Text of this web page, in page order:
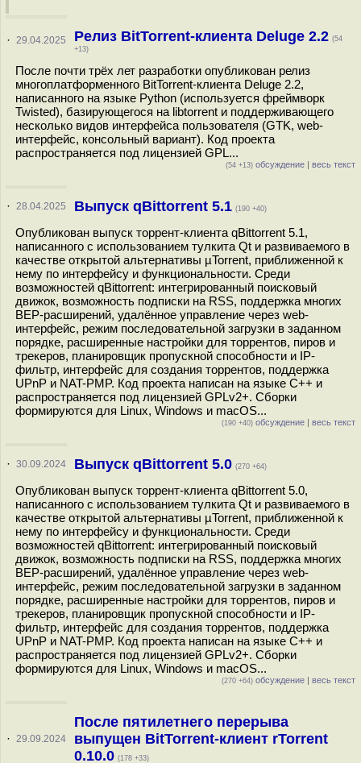
· 29.04.2025 Релиз BitTorrent-клиента Deluge 2.2 (54
+13)
После почти трёх лет разработки опубликован релиз
многоплатформенного BitTorrent-клиента Deluge 2.2,
написанного на языке Python (используется фреймворк
Twisted), базирующегося на libtorrent и поддерживающего
несколько видов интерфейса пользователя (GTK, web-
интерфейс, консольный вариант). Код проекта
распространяется под лицензией GPL...
(54 +13) обсуждение | весь текст
· 28.04.2025 Выпуск qBittorrent 5.1 (190 +40)
Опубликован выпуск торрент-клиента qBittorrent 5.1,
написанного с использованием тулкита Qt и развиваемого в
качестве открытой альтернативы µTorrent, приближенной к
нему по интерфейсу и функциональности. Среди
возможностей qBittorrent: интегрированный поисковый
движок, возможность подписки на RSS, поддержка многих
BEP-расширений, удалённое управление через web-
интерфейс, режим последовательной загрузки в заданном
порядке, расширенные настройки для торрентов, пиров и
трекеров, планировщик пропускной способности и IP-
фильтр, интерфейс для создания торрентов, поддержка
UPnP и NAT-PMP. Код проекта написан на языке С++ и
распространяется под лицензией GPLv2+. Сборки
формируются для Linux, Windows и macOS...
(190 +40) обсуждение | весь текст
· 30.09.2024 Выпуск qBittorrent 5.0 (270 +64)
Опубликован выпуск торрент-клиента qBittorrent 5.0,
написанного с использованием тулкита Qt и развиваемого в
качестве открытой альтернативы µTorrent, приближенной к
нему по интерфейсу и функциональности. Среди
возможностей qBittorrent: интегрированный поисковый
движок, возможность подписки на RSS, поддержка многих
BEP-расширений, удалённое управление через web-
интерфейс, режим последовательной загрузки в заданном
порядке, расширенные настройки для торрентов, пиров и
трекеров, планировщик пропускной способности и IP-
фильтр, интерфейс для создания торрентов, поддержка
UPnP и NAT-PMP. Код проекта написан на языке С++ и
распространяется под лицензией GPLv2+. Сборки
формируются для Linux, Windows и macOS...
(270 +64) обсуждение | весь текст
· 29.09.2024
После пятилетнего перерыва
выпущен BitTorrent-клиент rTorrent
0.10.0 (178 +33)